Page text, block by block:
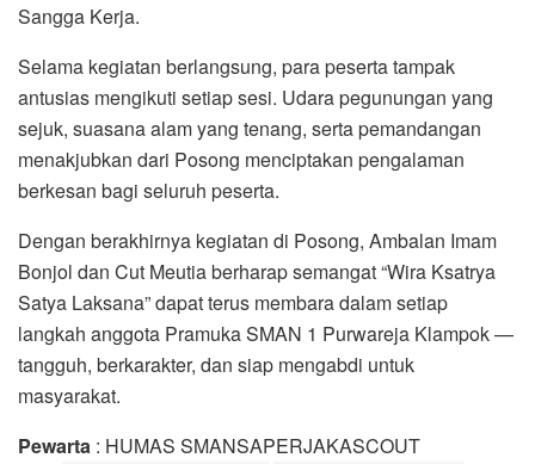
Sangga Kerja.
Selama kegiatan berlangsung, para peserta tampak
antusias mengikuti setiap sesi. Udara pegunungan yang
sejuk, suasana alam yang tenang, serta pemandangan
menakjubkan dari Posong menciptakan pengalaman
berkesan bagi seluruh peserta.
Dengan berakhirnya kegiatan di Posong, Ambalan Imam
Bonjol dan Cut Meutia berharap semangat “Wira Ksatrya
Satya Laksana” dapat terus membara dalam setiap
langkah anggota Pramuka SMAN 1 Purwareja Klampok —
tangguh, berkarakter, dan siap mengabdi untuk
masyarakat.
Pewarta : HUMAS SMANSAPERJAKASCOUT